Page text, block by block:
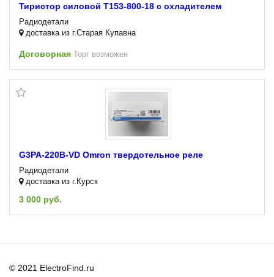
Тиристор силовой Т153-800-18 с охладителем
Радиодетали
доставка из г.Старая Купавна
Договорная Торг возможен
G3PA-220B-VD Omron твердотельное реле
Радиодетали
доставка из г.Курск
3 000 руб.
© 2021 ElectroFind.ru